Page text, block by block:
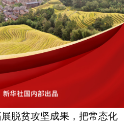
脱贫攻坚成果，把常态化